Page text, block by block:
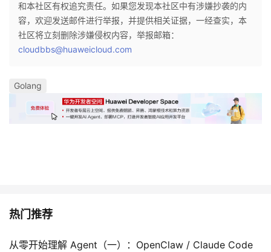
和本社区有权追究责任。如果您发现本社区中有涉嫌抄袭的内
容，欢迎发送邮件进行举报，并提供相关证据，一经查实，本
社区将立刻删除涉嫌侵权内容，举报邮箱：
cloudbbs@huaweicloud.com
Golang
热门推荐
从零开始理解 Agent（一）：OpenClaw / Claude Code